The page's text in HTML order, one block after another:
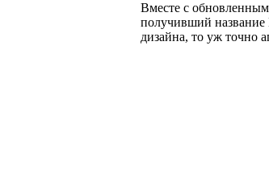
Вместе с
получивший название
дизайна, то уж точно